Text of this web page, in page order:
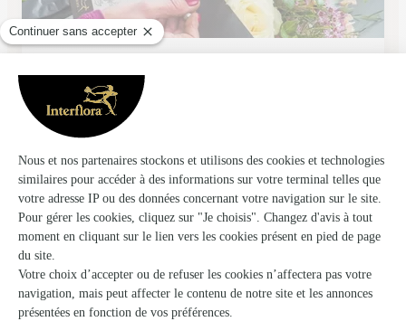
Romilly Sur Seine
★ ★★★★4.2 (40)
4, rue Gornet Boivin
Voir la boutique
Ils ont fait livrer des fleurs ou une plante à
Neuvy